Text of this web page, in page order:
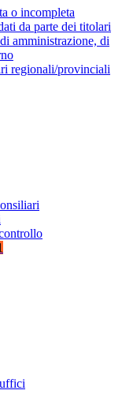
o incompleta
da parte dei titolari
amministrazione, di
regionali/provinciali